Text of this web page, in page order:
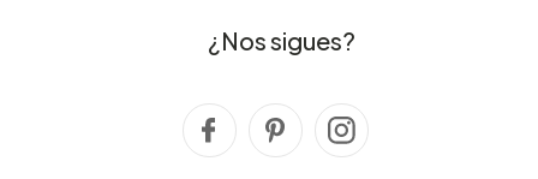
¿Nos sigues?